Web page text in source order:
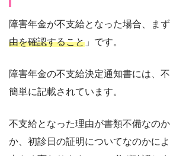
障害年金が不支給となった場合、ま
由を確認すること 」です。
障害年金の不支給決定通知書には、
簡単に記載されています。
不支給となった理由が書類不備なの
か、初診日の証明についてなのかに